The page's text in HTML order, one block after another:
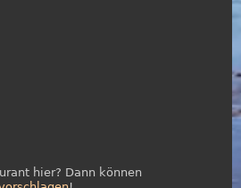
hier? Dann können